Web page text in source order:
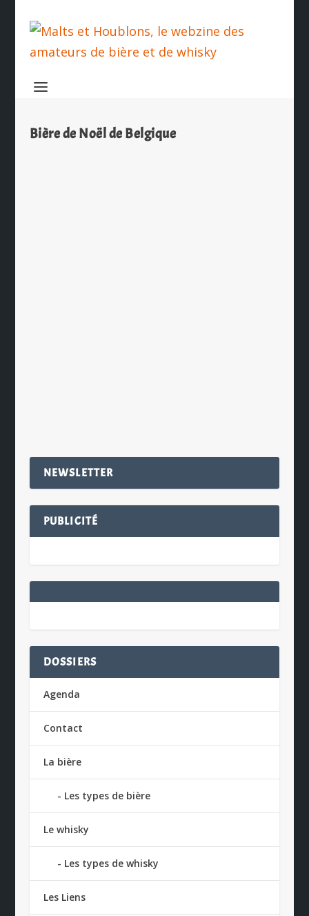
Bière de Noël de Belgique
NEWSLETTER
PUBLICITÉ
DOSSIERS
Agenda
Contact
La bière
Les types de bière
Le whisky
Les types de whisky
Les Liens